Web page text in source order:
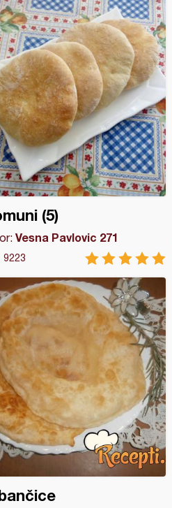
(5)
Vesna Pavlovic 271
9223